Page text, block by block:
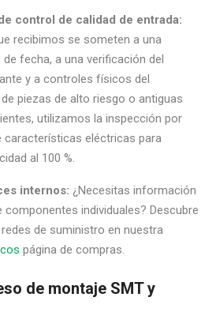
control de calidad de entrada:
recibimos se someten a una
fecha, a una verificación del
y a controles físicos del
piezas de alto riesgo o antiguas
utilizamos la inspección por
características eléctricas para
al 100 %.
internos: ¿Necesitas información
individuales? Descubre
de suministro en nuestra
página de compras.
de montaje SMT y